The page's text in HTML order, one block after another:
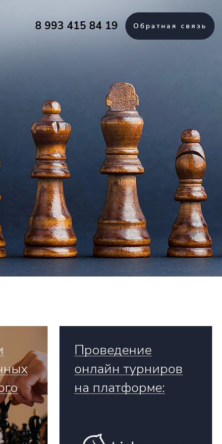
8 993 415 84 19 Обратная связь
Проведение
онлайн турниров
на платформе: